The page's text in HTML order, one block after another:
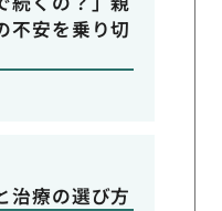
不安を乗り切
治療の選び方